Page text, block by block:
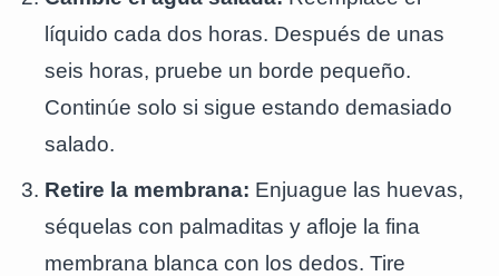
líquido cada dos horas. Después de unas
seis horas, pruebe un borde pequeño.
Continúe solo si sigue estando demasiado
salado.
Retire la membrana: Enjuague las huevas,
séquelas con palmaditas y afloje la fina
membrana blanca con los dedos. Tire